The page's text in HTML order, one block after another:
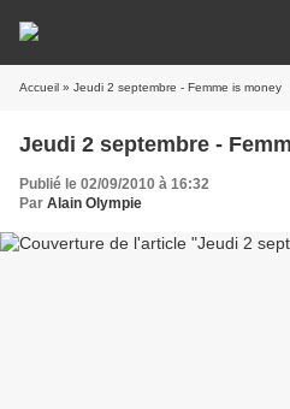
Accueil » Jeudi 2 septembre - Femme is money
Jeudi 2 septembre -
Publié le 02/09/2010 à 16:32
Par Alain Olympie